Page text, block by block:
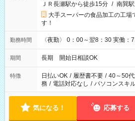
ＪＲ長瀬駅から徒歩15分 / 南巽
大手スーパーの食品加工の工
す！
勤務時間 〈夜勤〉 0：00～翌8：30 実働：
期間 長期 開始日相談OK
特徴 日払いOK / 履歴書不要 / 40～50
務 / 電話対応なし / パソコンスキ
気になる！ 応募する